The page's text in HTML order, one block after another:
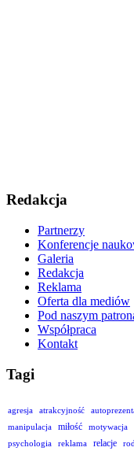
Redakcja
Partnerzy
Konferencje
Galeria
Redakcja
Reklama
Oferta dla mediów
Pod naszym
Współpraca
Kontakt
Tagi
agresja atrakcyjność
manipulacja
miłość motywacja
psychologia
reklama relacje